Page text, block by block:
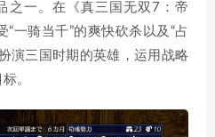
之一。在《真三国无双7：帝
“一骑当千”的爽快砍杀以及“占
演三国时期的英雄，运用战略
。